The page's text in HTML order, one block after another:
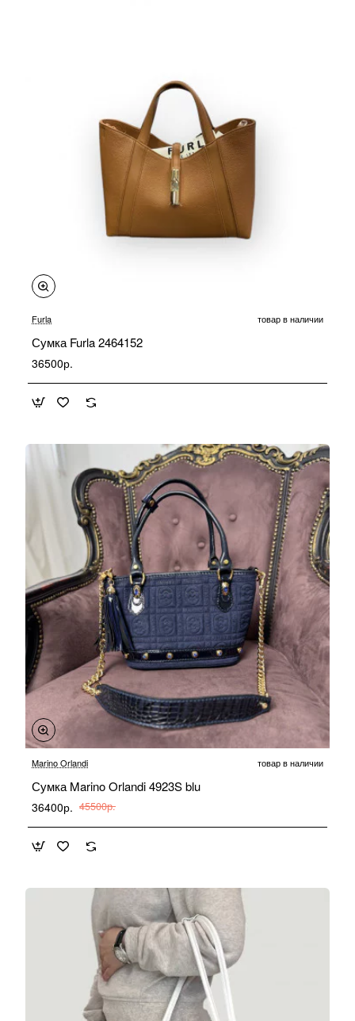
Furla товар в наличии
Сумка Furla 2464152
36500р.
-20%
Marino Orlandi товар в наличии
Сумка Marino Orlandi 4923S blu
36400р. 45500р.